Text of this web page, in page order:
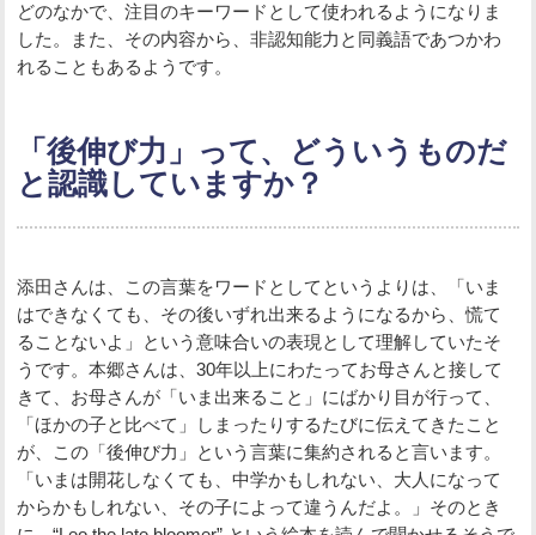
どのなかで、注目のキーワードとして使われるようになりま
した。また、その内容から、非認知能力と同義語であつかわ
れることもあるようです。
「後伸び力」って、どういうものだ
と認識していますか？
添田さんは、この言葉をワードとしてというよりは、「いま
はできなくても、その後いずれ出来るようになるから、慌て
ることないよ」という意味合いの表現として理解していたそ
うです。本郷さんは、30年以上にわたってお母さんと接して
きて、お母さんが「いま出来ること」にばかり目が行って、
「ほかの子と比べて」しまったりするたびに伝えてきたこと
が、この「後伸び力」という言葉に集約されると言います。
「いまは開花しなくても、中学かもしれない、大人になって
からかもしれない、その子によって違うんだよ。」そのとき